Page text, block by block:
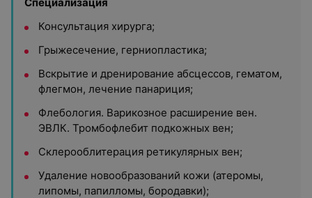
Консультация хирурга;
Грыжесечение, герниопластика;
Вскрытие и дренирование абсцессов, гематом,
флегмон, лечение панариция;
Флебология. Варикозное расширение вен.
ЭВЛК. Тромбофлебит подкожных вен;
Склерооблитерация ретикулярных вен;
Удаление новообразований кожи (атеромы,
липомы, папилломы, бородавки);